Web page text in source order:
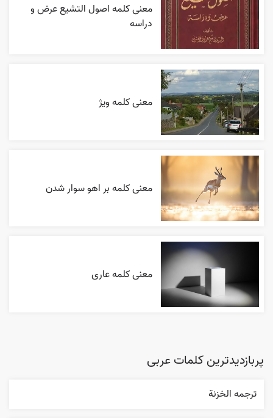
معنی کلمه اصول التشیع عرض و
دراسه
معنی کلمه ویژ
معنی کلمه بر اهو سوار شدن
معنی کلمه عاری
پربازدیدترین کلمات عربی
ترجمه الخزنة